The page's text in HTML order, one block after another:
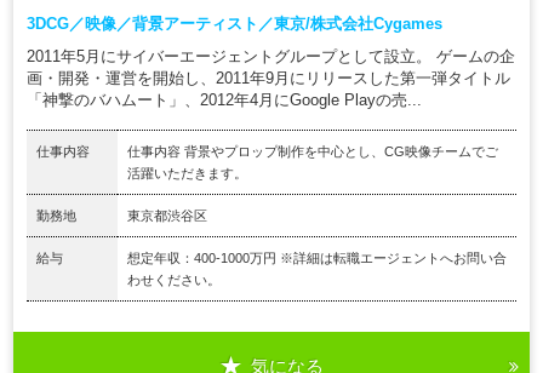
3DCG／映像／背景アーティスト／東京/株式会社Cygames
2011年5月にサイバーエージェントグループとして設立。 ゲームの企
画・開発・運営を開始し、2011年9月にリリースした第一弾タイトル
「神撃のバハムート」、2012年4月にGoogle Playの売...
仕事内容
仕事内容 背景やプロップ制作を中心とし、CG映像チームでご
活躍いただきます。
勤務地 東京都渋谷区
給与
想定年収：400-1000万円 ※詳細は転職エージェントへお問い合
わせください。
気になる